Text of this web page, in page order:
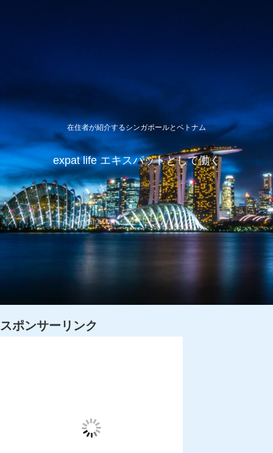
在住者が紹介するシンガポールとベトナム
expat life エキスパットとして働く
スポンサーリンク